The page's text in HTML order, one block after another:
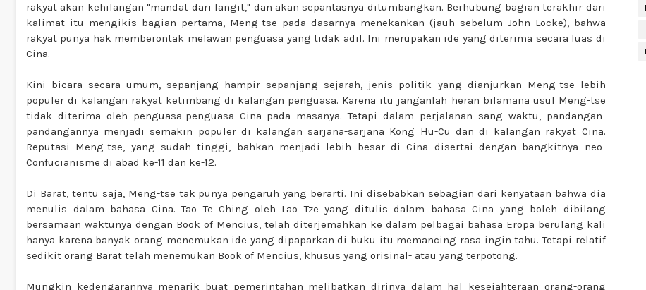
rakyat akan kehilangan "mandat dari langit," dan akan sepantasnya ditumbangkan. Berhubung bagian terakhir dari
kalimat itu mengikis bagian pertama, Meng-tse pada dasarnya menekankan (jauh sebelum John Locke), bahwa
rakyat punya hak memberontak melawan penguasa yang tidak adil. Ini merupakan ide yang diterima secara luas di
Cina.
Kini bicara secara umum, sepanjang hampir sepanjang sejarah, jenis politik yang dianjurkan Meng-tse lebih
populer di kalangan rakyat ketimbang di kalangan penguasa. Karena itu janganlah heran bilamana usul Meng-tse
tidak diterima oleh penguasa-penguasa Cina pada masanya. Tetapi dalam perjalanan sang waktu, pandangan-
pandangannya menjadi semakin populer di kalangan sarjana-sarjana Kong Hu-Cu dan di kalangan rakyat Cina.
Reputasi Meng-tse, yang sudah tinggi, bahkan menjadi lebih besar di Cina disertai dengan bangkitnya neo-
Confucianisme di abad ke-11 dan ke-12.
Di Barat, tentu saja, Meng-tse tak punya pengaruh yang berarti. Ini disebabkan sebagian dari kenyataan bahwa dia
menulis dalam bahasa Cina. Tao Te Ching oleh Lao Tze yang ditulis dalam bahasa Cina yang boleh dibilang
bersamaan waktunya dengan Book of Mencius, telah diterjemahkan ke dalam pelbagai bahasa Eropa berulang kali
hanya karena banyak orang menemukan ide yang dipaparkan di buku itu memancing rasa ingin tahu. Tetapi relatif
sedikit orang Barat telah menemukan Book of Mencius, khusus yang orisinal- atau yang terpotong.
Mungkin kedengarannya menarik buat pemerintahan melibatkan dirinya dalam hal kesejahteraan orang-orang